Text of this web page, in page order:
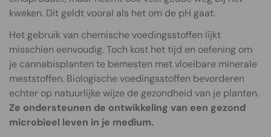
kweken. Dit geldt vooral als het om de pH gaat.
Het gebruik van chemische voedingsstoffen lijkt
misschien eenvoudig. Toch kost het tijd en oefening om
je cannabisplanten te bemesten met vloeibare minerale
meststoffen. Biologische voedingsstoffen bevorderen
echter op natuurlijke wijze de gezondheid van je planten.
Ze ondersteunen de ontwikkeling van een gezond
microbieel leven in je medium.